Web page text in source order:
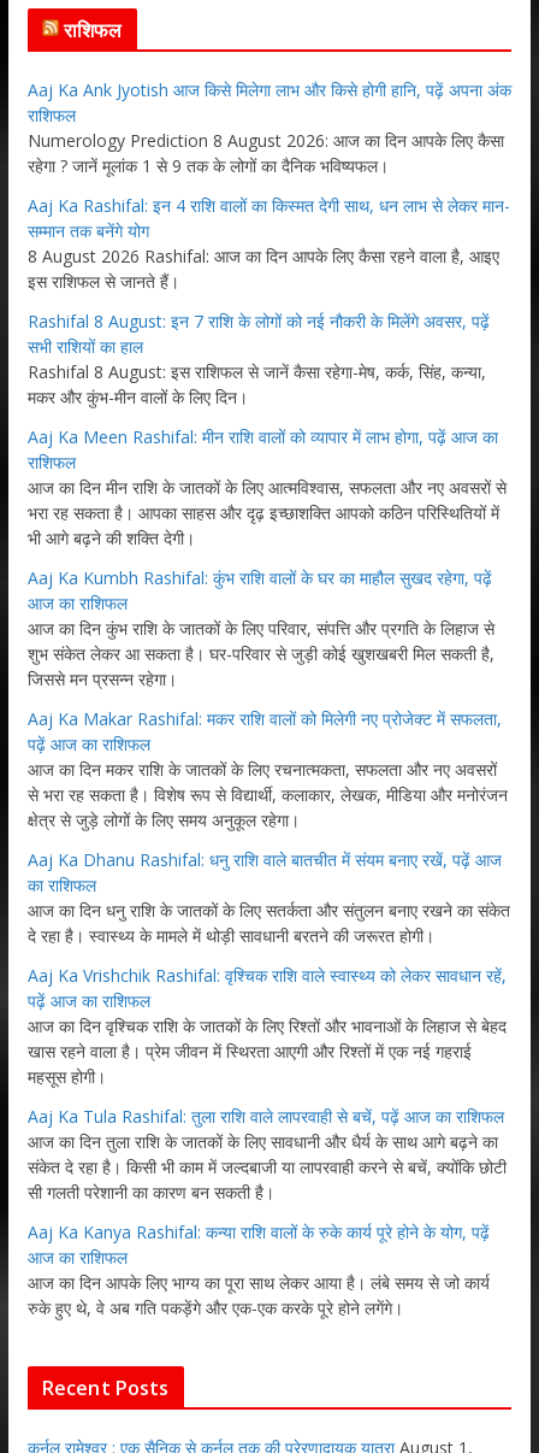
राशिफल
Aaj Ka Ank Jyotish आज किसे मिलेगा लाभ और किसे होगी हानि, पढ़ें अपना अंक
राशिफल
Numerology Prediction 8 August 2026: आज का दिन आपके लिए कैसा
रहेगा ? जानें मूलांक 1 से 9 तक के लोगों का दैनिक भविष्यफल।
Aaj Ka Rashifal: इन 4 राशि वालों का किस्मत देगी साथ, धन लाभ से लेकर मान-
सम्मान तक बनेंगे योग
8 August 2026 Rashifal: आज का दिन आपके लिए कैसा रहने वाला है, आइए
इस राशिफल से जानते हैं।
Rashifal 8 August: इन 7 राशि के लोगों को नई नौकरी के मिलेंगे अवसर, पढ़ें
सभी राशियों का हाल
Rashifal 8 August: इस राशिफल से जानें कैसा रहेगा-मेष, कर्क, सिंह, कन्या,
मकर और कुंभ-मीन वालों के लिए दिन।
Aaj Ka Meen Rashifal: मीन राशि वालों को व्यापार में लाभ होगा, पढ़ें आज का
राशिफल
आज का दिन मीन राशि के जातकों के लिए आत्मविश्वास, सफलता और नए अवसरों से
भरा रह सकता है। आपका साहस और दृढ़ इच्छाशक्ति आपको कठिन परिस्थितियों में
भी आगे बढ़ने की शक्ति देगी।
Aaj Ka Kumbh Rashifal: कुंभ राशि वालों के घर का माहौल सुखद रहेगा, पढ़ें
आज का राशिफल
आज का दिन कुंभ राशि के जातकों के लिए परिवार, संपत्ति और प्रगति के लिहाज से
शुभ संकेत लेकर आ सकता है। घर-परिवार से जुड़ी कोई खुशखबरी मिल सकती है,
जिससे मन प्रसन्न रहेगा।
Aaj Ka Makar Rashifal: मकर राशि वालों को मिलेगी नए प्रोजेक्ट में सफलता,
पढ़ें आज का राशिफल
आज का दिन मकर राशि के जातकों के लिए रचनात्मकता, सफलता और नए अवसरों
से भरा रह सकता है। विशेष रूप से विद्यार्थी, कलाकार, लेखक, मीडिया और मनोरंजन
क्षेत्र से जुड़े लोगों के लिए समय अनुकूल रहेगा।
Aaj Ka Dhanu Rashifal: धनु राशि वाले बातचीत में संयम बनाए रखें, पढ़ें आज
का राशिफल
आज का दिन धनु राशि के जातकों के लिए सतर्कता और संतुलन बनाए रखने का संकेत
दे रहा है। स्वास्थ्य के मामले में थोड़ी सावधानी बरतने की जरूरत होगी।
Aaj Ka Vrishchik Rashifal: वृश्चिक राशि वाले स्वास्थ्य को लेकर सावधान रहें,
पढ़ें आज का राशिफल
आज का दिन वृश्चिक राशि के जातकों के लिए रिश्तों और भावनाओं के लिहाज से बेहद
खास रहने वाला है। प्रेम जीवन में स्थिरता आएगी और रिश्तों में एक नई गहराई
महसूस होगी।
Aaj Ka Tula Rashifal: तुला राशि वाले लापरवाही से बचें, पढ़ें आज का राशिफल
आज का दिन तुला राशि के जातकों के लिए सावधानी और धैर्य के साथ आगे बढ़ने का
संकेत दे रहा है। किसी भी काम में जल्दबाजी या लापरवाही करने से बचें, क्योंकि छोटी
सी गलती परेशानी का कारण बन सकती है।
Aaj Ka Kanya Rashifal: कन्या राशि वालों के रुके कार्य पूरे होने के योग, पढ़ें
आज का राशिफल
आज का दिन आपके लिए भाग्य का पूरा साथ लेकर आया है। लंबे समय से जो कार्य
रुके हुए थे, वे अब गति पकड़ेंगे और एक-एक करके पूरे होने लगेंगे।
Recent Posts
कर्नल रामेश्वर : एक सैनिक से कर्नल तक की प्रेरणादायक यात्रा August 1,